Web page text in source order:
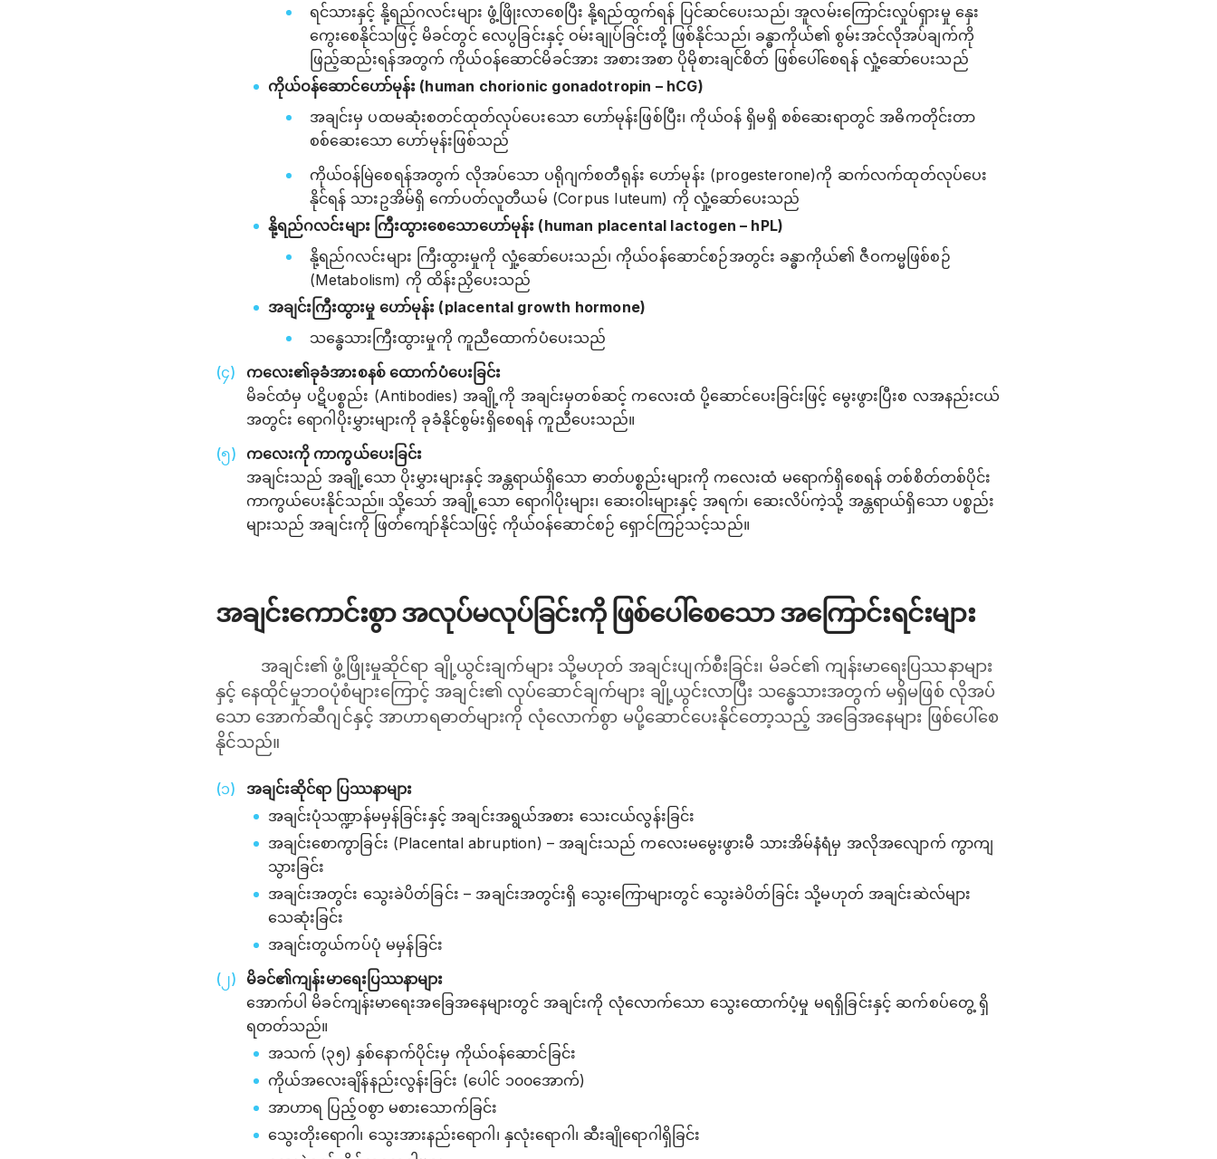
ရင်သားနှင့် နို့ရည်ဂလင်းများ ဖွံ့ဖြိုးလာစေပြီး နို့ရည်ထွက်ရန် ပြင်ဆင်ပေးသည်၊ အူလမ်းကြောင်းလှုပ်ရှားမှု နှေး
ကွေးစေနိုင်သဖြင့် မိခင်တွင် လေပွခြင်းနှင့် ဝမ်းချုပ်ခြင်းတို့ ဖြစ်နိုင်သည်၊ ခန္ဓာကိုယ်၏ စွမ်းအင်လိုအပ်ချက်ကို
ဖြည့်ဆည်းရန်အတွက် ကိုယ်ဝန်ဆောင်မိခင်အား အစားအစာ ပိုမိုစားချင်စိတ် ဖြစ်ပေါ်စေရန် လှုံ့ဆော်ပေးသည်
ကိုယ်ဝန်ဆောင်ဟော်မုန်း (human chorionic gonadotropin – hCG)
အချင်းမှ ပထမဆုံးစတင်ထုတ်လုပ်ပေးသော ဟော်မုန်းဖြစ်ပြီး၊ ကိုယ်ဝန် ရှိမရှိ စစ်ဆေးရာတွင် အဓိကတိုင်းတာ
စစ်ဆေးသော ဟော်မုန်းဖြစ်သည်
ကိုယ်ဝန်မြဲစေရန်အတွက် လိုအပ်သော ပရိုဂျက်စတီရုန်း ဟော်မုန်း (progesterone)ကို ဆက်လက်ထုတ်လုပ်ပေး
နိုင်ရန် သားဥအိမ်ရှိ ကော်ပတ်လူတီယမ် (Corpus luteum) ကို လှုံ့ဆော်ပေးသည်
နို့ရည်ဂလင်းများ ကြီးထွားစေသောဟော်မုန်း (human placental lactogen – hPL)
နို့ရည်ဂလင်းများ ကြီးထွားမှုကို လှုံ့ဆော်ပေးသည်၊ ကိုယ်ဝန်ဆောင်စဉ်အတွင်း ခန္ဓာကိုယ်၏ ဇီဝကမ္မဖြစ်စဉ်
(Metabolism) ကို ထိန်းညှိပေးသည်
အချင်းကြီးထွားမှု ဟော်မုန်း (placental growth hormone)
သန္ဓေသားကြီးထွားမှုကို ကူညီထောက်ပံပေးသည်
ကလေး၏ခုခံအားစနစ် ထောက်ပံပေးခြင်း
မိခင်ထံမှ ပဋိပစ္စည်း (Antibodies) အချို့ကို အချင်းမှတစ်ဆင့် ကလေးထံ ပို့ဆောင်ပေးခြင်းဖြင့် မွေးဖွားပြီးစ လအနည်းငယ်
အတွင်း ရောဂါပိုးမွှားများကို ခုခံနိုင်စွမ်းရှိစေရန် ကူညီပေးသည်။
ကလေးကို ကာကွယ်ပေးခြင်း
အချင်းသည် အချို့သော ပိုးမွှားများနှင့် အန္တရာယ်ရှိသော ဓာတ်ပစ္စည်းများကို ကလေးထံ မရောက်ရှိစေရန် တစ်စိတ်တစ်ပိုင်း
ကာကွယ်ပေးနိုင်သည်။ သို့သော် အချို့သော ရောဂါပိုးများ၊ ဆေးဝါးများနှင့် အရက်၊ ဆေးလိပ်ကဲ့သို့ အန္တရာယ်ရှိသော ပစ္စည်း
များသည် အချင်းကို ဖြတ်ကျော်နိုင်သဖြင့် ကိုယ်ဝန်ဆောင်စဉ် ရှောင်ကြဉ်သင့်သည်။
အချင်းကောင်းစွာ အလုပ်မလုပ်ခြင်းကို ဖြစ်ပေါ်စေသော အကြောင်းရင်းများ
အချင်း၏ ဖွံ့ဖြိုးမှုဆိုင်ရာ ချို့ယွင်းချက်များ သို့မဟုတ် အချင်းပျက်စီးခြင်း၊ မိခင်၏ ကျန်းမာရေးပြဿနာများ
နှင့် နေထိုင်မှုဘဝပုံစံများကြောင့် အချင်း၏ လုပ်ဆောင်ချက်များ ချို့ယွင်းလာပြီး သန္ဓေသားအတွက် မရှိမဖြစ် လိုအပ်
သော အောက်ဆီဂျင်နှင့် အာဟာရဓာတ်များကို လုံလောက်စွာ မပို့ဆောင်ပေးနိုင်တော့သည့် အခြေအနေများ ဖြစ်ပေါ်စေ
နိုင်သည်။
အချင်းဆိုင်ရာ ပြဿနာများ
အချင်းပုံသဏ္ဍာန်မမှန်ခြင်းနှင့် အချင်းအရွယ်အစား သေးငယ်လွန်းခြင်း
အချင်းစောကွာခြင်း (Placental abruption) – အချင်းသည် ကလေးမမွေးဖွားမီ သားအိမ်နံရံမှ အလိုအလျောက် ကွာကျ
သွားခြင်း
အချင်းအတွင်း သွေးခဲပိတ်ခြင်း – အချင်းအတွင်းရှိ သွေးကြောများတွင် သွေးခဲပိတ်ခြင်း သို့မဟုတ် အချင်းဆဲလ်များ
သေဆုံးခြင်း
အချင်းတွယ်ကပ်ပုံ မမှန်ခြင်း
မိခင်၏ကျန်းမာ‌ရေးပြဿနာများ
အောက်ပါ မိခင်ကျန်းမာရေးအခြေအနေများတွင် အချင်းကို လုံလောက်သော သွေးထောက်ပံ့မှု မရရှိခြင်းနှင့် ဆက်စပ်တွေ့ ရှိ
ရတတ်သည်။
အသက် (၃၅) နှစ်နောက်ပိုင်းမှ ကိုယ်ဝန်ဆောင်ခြင်း
ကိုယ်အလေးချိန်နည်းလွန်းခြင်း (ပေါင် ၁၀၀အောက်)
အာဟာရ ပြည့်ဝစွာ မစားသောက်ခြင်း
သွေးတိုးရောဂါ၊ သွေးအားနည်းရောဂါ၊ နှလုံး‌ရောဂါ၊ ဆီးချိုရောဂါရှိခြင်း